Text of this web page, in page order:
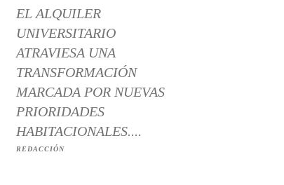
EL ALQUILER
UNIVERSITARIO
ATRAVIESA UNA
TRANSFORMACIÓN
MARCADA POR NUEVAS
PRIORIDADES
HABITACIONALES....
REDACCIÓN